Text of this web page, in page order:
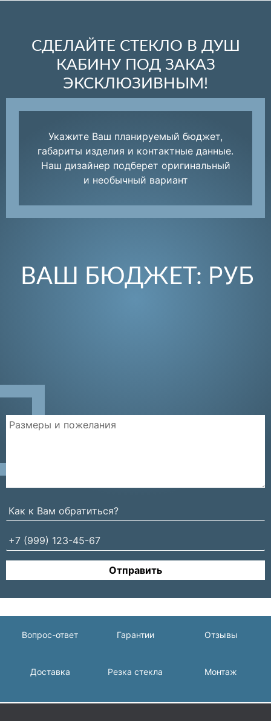
СДЕЛАЙТЕ СТЕКЛО В ДУШ
КАБИНУ ПОД ЗАКАЗ
ЭКСКЛЮЗИВНЫМ!
Укажите Ваш планируемый бюджет,
габариты изделия и контактные данные.
Наш дизайнер подберет оригинальный
и необычный вариант
ВАШ БЮДЖЕТ: РУБ
Отправить
Вопрос-ответ Гарантии Отзывы
Доставка Резка стекла Монтаж